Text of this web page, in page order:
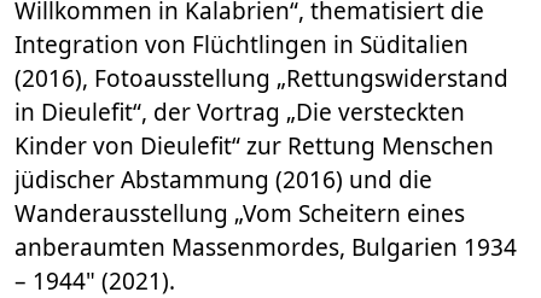
Willkommen in Kalabrien“, thematisiert die
Integration von Flüchtlingen in Süditalien
(2016), Fotoausstellung „Rettungswiderstand
in Dieulefit“, der Vortrag „Die versteckten
Kinder von Dieulefit“ zur Rettung Menschen
jüdischer Abstammung (2016) und die
Wanderausstellung „Vom Scheitern eines
anberaumten Massenmordes, Bulgarien 1934
– 1944" (2021).